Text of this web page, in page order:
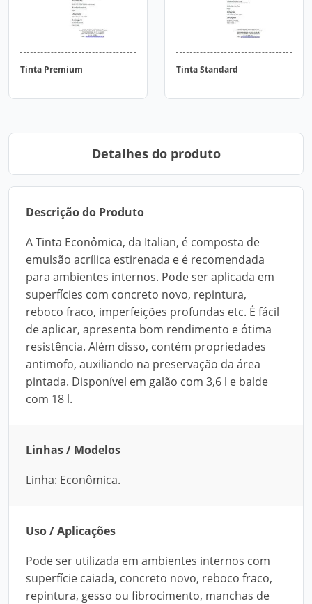
Tinta Premium Tinta Standard
Detalhes do produto
Descrição do Produto
A Tinta Econômica, da Italian, é composta de
emulsão acrílica estirenada e é recomendada
para ambientes internos. Pode ser aplicada em
superfícies com concreto novo, repintura,
reboco fraco, imperfeições profundas etc. É fácil
de aplicar, apresenta bom rendimento e ótima
resistência. Além disso, contém propriedades
antimofo, auxiliando na preservação da área
pintada. Disponível em galão com 3,6 l e balde
com 18 l.
Linhas / Modelos
Linha: Econômica.
Uso / Aplicações
Pode ser utilizada em ambientes internos com
superfície caiada, concreto novo, reboco fraco,
repintura, gesso ou fibrocimento, manchas de